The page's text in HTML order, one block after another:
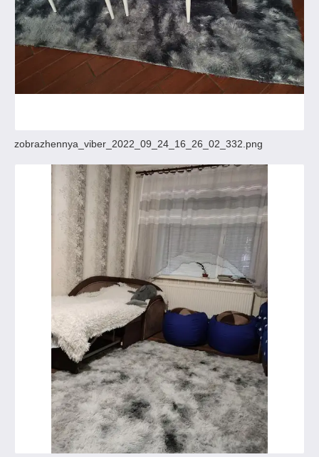
zobrazhennya_viber_2022_09_24_16_26_02_332.png